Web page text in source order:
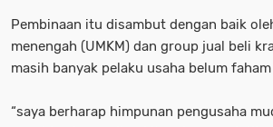
Pembinaan itu disambut dengan baik
menengah (UMKM) dan group jual beli
masih banyak pelaku usaha belum
“saya berharap himpunan pengusaha